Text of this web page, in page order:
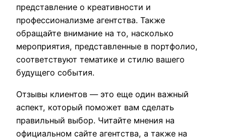
представление о креативности и
профессионализме агентства. Также
обращайте внимание на то, насколько
мероприятия, представленные в портфолио,
соответствуют тематике и стилю вашего
будущего события.
Отзывы клиентов — это еще один важный
аспект, который поможет вам сделать
правильный выбор. Читайте мнения на
официальном сайте агентства, а также на